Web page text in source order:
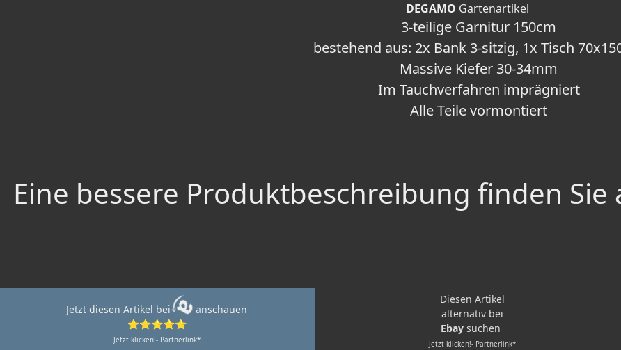
DEGAMO Gartenartikel
3-teilige Garnitur 150cm
bestehend aus: 2x Bank 3-sitzig, 1x Tisch
Massive Kiefer 30-34mm
Im Tauchverfahren imprägniert
Alle Teile vormontiert
Eine bessere Produktbeschreibung finden
Jetzt diesen Artikel bei
anschauen
⭐⭐⭐⭐⭐
Jetzt klicken!- Partnerlink*
Diesen Artikel
alternativ bei
Ebay suchen
Jetzt klicken!- Partnerlink*